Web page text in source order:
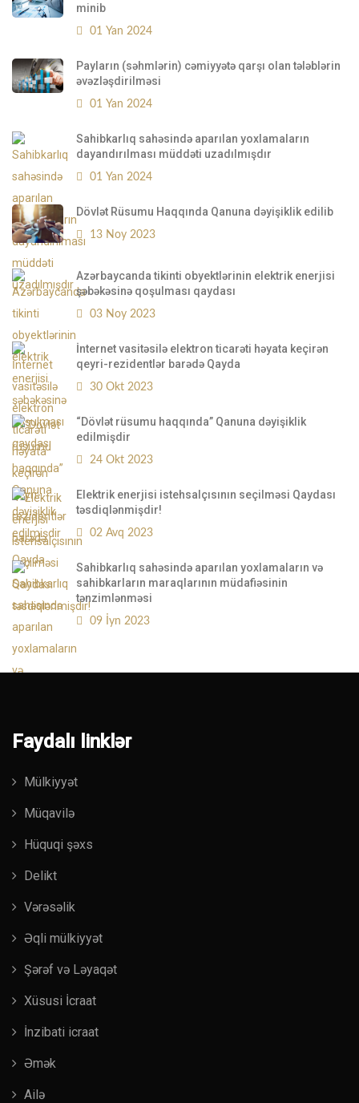
minib
01 Yan 2024
Payların (səhmlərin) cəmiyyətə qarşı olan tələblərin
əvəzləşdirilməsi
01 Yan 2024
Sahibkarlıq sahəsində aparılan yoxlamaların
dayandırılması müddəti uzadılmışdır
01 Yan 2024
Dövlət Rüsumu Haqqında Qanuna dəyişiklik edilib
13 Noy 2023
Azərbaycanda tikinti obyektlərinin elektrik enerjisi
şəbəkəsinə qoşulması qaydası
03 Noy 2023
İnternet vasitəsilə elektron ticarəti həyata keçirən
qeyri-rezidentlər barədə Qayda
30 Okt 2023
“Dövlət rüsumu haqqında” Qanuna dəyişiklik
edilmişdir
24 Okt 2023
Elektrik enerjisi istehsalçısının seçilməsi Qaydası
təsdiqlənmişdir!
02 Avq 2023
Sahibkarlıq sahəsində aparılan yoxlamaların və
sahibkarların maraqlarının müdafiəsinin
tənzimlənməsi
09 İyn 2023
Faydalı linklər
Mülkiyyət
Müqavilə
Hüquqi şəxs
Delikt
Vərəsəlik
Əqli mülkiyyət
Şərəf və Ləyaqət
Xüsusi İcraat
İnzibati icraat
Əmək
Ailə